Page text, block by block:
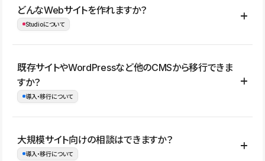
どんなWebサイトを作れますか？
Studioについて
コーポレートサイト、サービスサイト、LP、採用サイト、ブロ
グ・メディア、イベントサイト、店舗・商品紹介サイト、ポートフ
ォリオなど幅広く制作できます。
既存サイトやWordPressなど他のCMSから移行できま
すか？
導入・移行について
はい。既存サイトの構成やコンテンツ、URLを整理したうえで、
Studio上に再構築する形で移行できます。 WordPressの場合は、
大規模サイト向けの相談はできますか？
導入・移行について